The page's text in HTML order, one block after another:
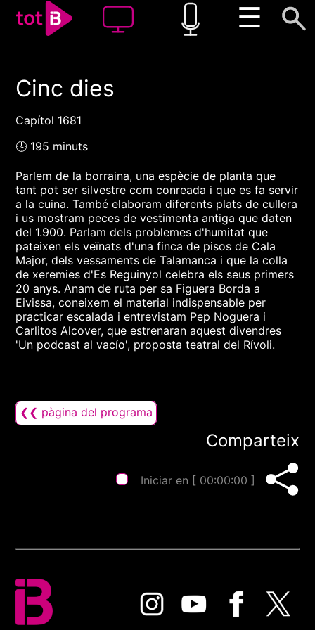
☰
00:00 00:00
Cinc dies
Capítol 1681
🕓 195 minuts
Parlem de la borraina, una espècie de planta que
tant pot ser silvestre com conreada i que es fa servir
a la cuina. També elaboram diferents plats de cullera
i us mostram peces de vestimenta antiga que daten
del 1.900. Parlam dels problemes d'humitat que
pateixen els veïnats d'una finca de pisos de Cala
Major, dels vessaments de Talamanca i que la colla
de xeremies d'Es Reguinyol celebra els seus primers
20 anys. Anam de ruta per sa Figuera Borda a
Eivissa, coneixem el material indispensable per
practicar escalada i entrevistam Pep Noguera i
Carlitos Alcover, que estrenaran aquest divendres
'Un podcast al vacío', proposta teatral del Rívoli.
❮❮ pàgina del programa
Comparteix
Iniciar en [ 00:00:00 ]